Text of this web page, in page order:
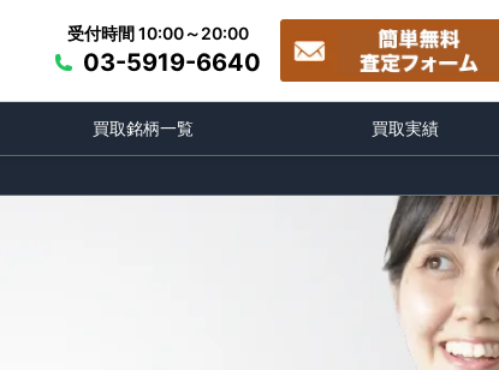
受付時間 10:00～20:00
03-5919-6640
買取銘柄一覧 買取実績